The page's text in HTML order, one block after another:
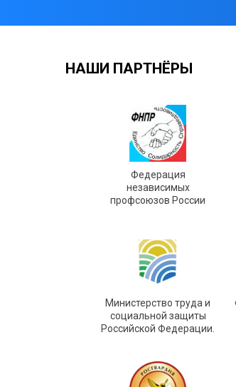
НАШИ ПАРТНЁРЫ
Федерация
независимых
профсоюзов России
Министерство труда и
социальной защиты
Российской Федерации.